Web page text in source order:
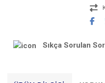
Sıkça Sorulan